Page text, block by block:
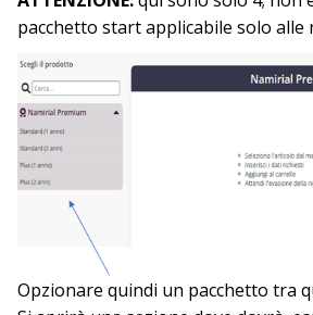
pacchetto start applicabile solo alle
Opzionare quindi un pacchetto tra